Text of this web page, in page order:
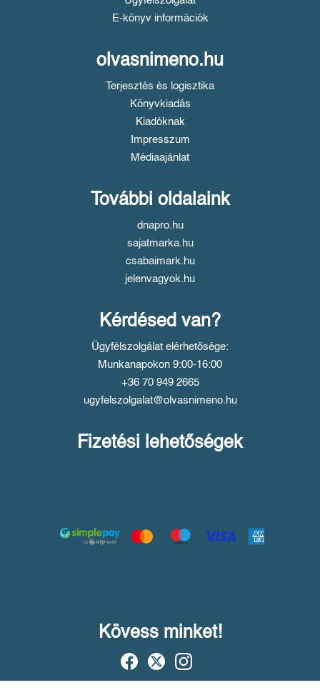
E-könyv információk
olvasnimeno.hu
Terjesztés és logisztika
Könyvkiadás
Kiadóknak
Impresszum
Médiaajánlat
További oldalaink
dnapro.hu
sajatmarka.hu
csabaimark.hu
jelenvagyok.hu
Kérdésed van?
Ügyfélszolgálat elérhetősége:
Munkanapokon 9:00-16:00
+36 70 949 2665
ugyfelszolgalat@olvasnimeno.hu
Fizetési lehetőségek
Kövess minket!